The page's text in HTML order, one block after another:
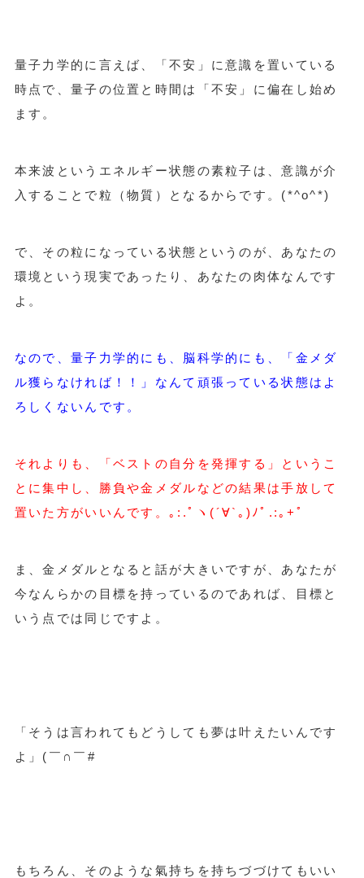
量子力学的に言えば、「不安」に意識を置いている
時点で、量子の位置と時間は「不安」に偏在し始め
ます。
本来波というエネルギー状態の素粒子は、意識が介
入することで粒（物質）となるからです。(*^o^*)
で、その粒になっている状態というのが、あなたの
環境という現実であったり、あなたの肉体なんです
よ。
なので、量子力学的にも、脳科学的にも、「金メダ
ル獲らなければ！！」なんて頑張っている状態はよ
ろしくないんです。
それよりも、「ベストの自分を発揮する」というこ
とに集中し、勝負や金メダルなどの結果は手放して
置いた方がいいんです。｡:.ﾟヽ(´∀`｡)ﾉﾟ.:｡+ﾟ
ま、金メダルとなると話が大きいですが、あなたが
今なんらかの目標を持っているのであれば、目標と
いう点では同じですよ。
「そうは言われてもどうしても夢は叶えたいんです
よ」(￣∩￣#
もちろん、そのような氣持ちを持ちづづけてもいい